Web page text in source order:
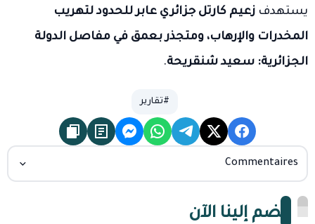
يستهدف زعيم كارتل جزائري عابر للحدود لتهريب
المخدرات والإرهاب، ومتجذر بعمق في مفاصل الدولة
الجزائرية: سعيد شنقريحة.
#تقارير
Commentaires
انضم إلينا الآن